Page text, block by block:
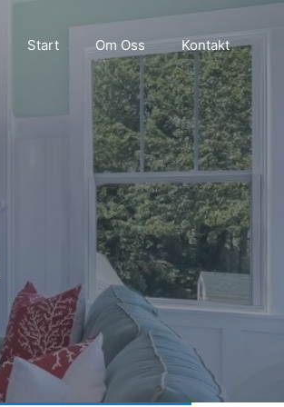
Start Om Oss Kontakt